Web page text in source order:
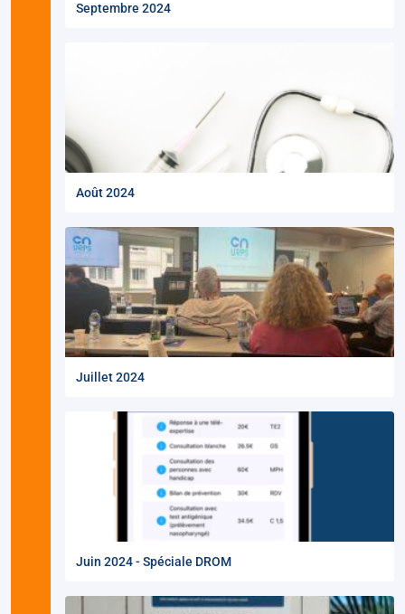
Septembre 2024
Août 2024
Juillet 2024
Juin 2024 - Spéciale DROM